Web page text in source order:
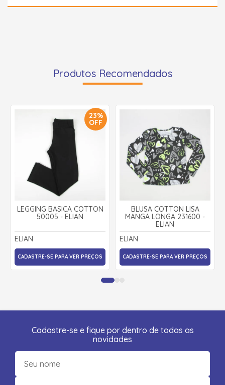
Produtos Recomendados
23%
OFF
LEGGING BASICA COTTON
50005 - ELIAN
ELIAN
CADASTRE-SE PARA VER PREÇOS
BLUSA COTTON LISA
MANGA LONGA 231600 -
ELIAN
ELIAN
CADASTRE-SE PARA VER PREÇOS
Cadastre-se e fique por dentro de todas as
novidades